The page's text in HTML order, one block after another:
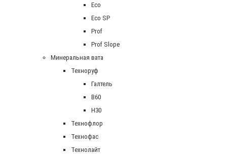
Eco
Eco SP
Prof
Prof Slope
Минеральная вата
Техноруф
Галтель
В60
Н30
Технофлор
Технофас
Технолайт